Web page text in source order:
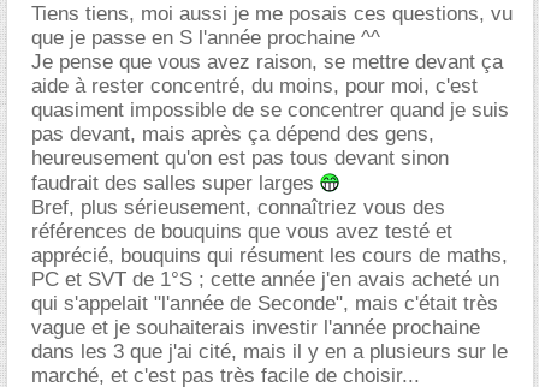
Tiens tiens, moi aussi je me posais ces questions, vu
que je passe en S l'année prochaine ^^
Je pense que vous avez raison, se mettre devant ça
aide à rester concentré, du moins, pour moi, c'est
quasiment impossible de se concentrer quand je suis
pas devant, mais après ça dépend des gens,
heureusement qu'on est pas tous devant sinon
faudrait des salles super larges
Bref, plus sérieusement, connaîtriez vous des
références de bouquins que vous avez testé et
apprécié, bouquins qui résument les cours de maths,
PC et SVT de 1°S ; cette année j'en avais acheté un
qui s'appelait "l'année de Seconde", mais c'était très
vague et je souhaiterais investir l'année prochaine
dans les 3 que j'ai cité, mais il y en a plusieurs sur le
marché, et c'est pas très facile de choisir...